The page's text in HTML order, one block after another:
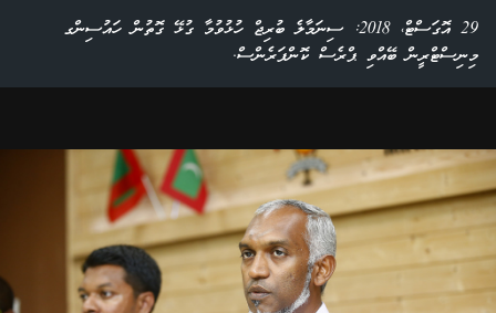
29 އޮގަސްޓް، 2018: ސިނަމާލެ ބުރިޖް ހުޅުވުމާ ގުޅޭ ގޮތުން ހައުސިންގ
މިނިސްޓްރީން ބޭއްވި ޕްރެސް ކޮންފަރެންސް.